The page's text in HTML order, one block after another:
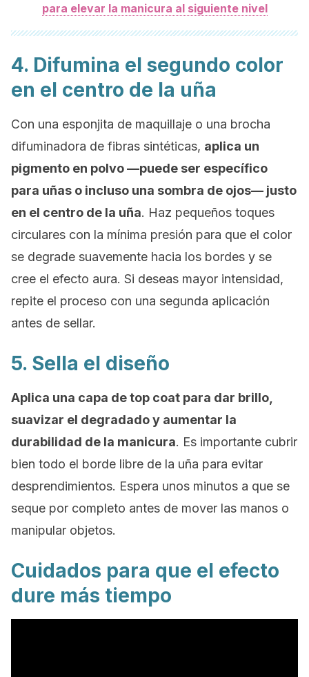
para elevar la manicura al siguiente nivel
4. Difumina el segundo color
en el centro de la uña
Con una esponjita de maquillaje o una brocha
difuminadora de fibras sintéticas, aplica un
pigmento en polvo —puede ser específico
para uñas o incluso una sombra de ojos— justo
en el centro de la uña. Haz pequeños toques
circulares con la mínima presión para que el color
se degrade suavemente hacia los bordes y se
cree el efecto aura. Si deseas mayor intensidad,
repite el proceso con una segunda aplicación
antes de sellar.
5. Sella el diseño
Aplica una capa detop coat para dar brillo,
suavizar el degradado y aumentar la
durabilidad de la manicura. Es importante cubrir
bien todo el borde libre de la uña para evitar
desprendimientos. Espera unos minutos a que se
seque por completo antes de mover las manos o
manipular objetos.
Cuidados para que el efecto
dure más tiempo